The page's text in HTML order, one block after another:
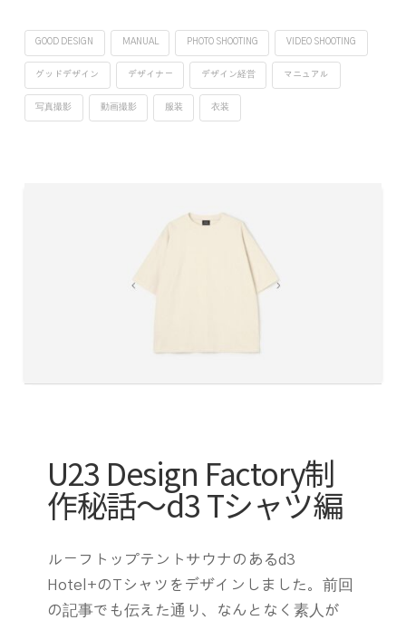
GOOD DESIGN MANUAL PHOTO SHOOTING VIDEO SHOOTING
グッドデザイン デザイナー デザイン経営 マニュアル
写真撮影 動画撮影 服装 衣装
U23 Design Factory制
作秘話〜d3 Tシャツ編
ルーフトップテントサウナのあるd3
Hotel+のTシャツをデザインしました。前回
の記事でも伝えた通り、なんとなく素人が